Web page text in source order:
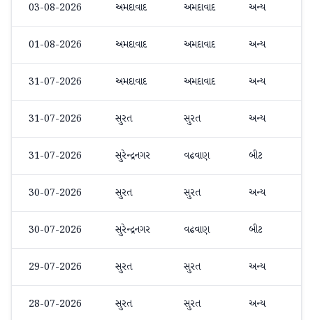
03-08-2026 અમદાવાદ અમદાવાદ અન્ય
01-08-2026 અમદાવાદ અમદાવાદ અન્ય
31-07-2026 અમદાવાદ અમદાવાદ અન્ય
31-07-2026 સુરત સુરત અન્ય
31-07-2026 સુરેન્દ્રનગર વઢવાણ બીટ
30-07-2026 સુરત સુરત અન્ય
30-07-2026 સુરેન્દ્રનગર વઢવાણ બીટ
29-07-2026 સુરત સુરત અન્ય
28-07-2026 સુરત સુરત અન્ય